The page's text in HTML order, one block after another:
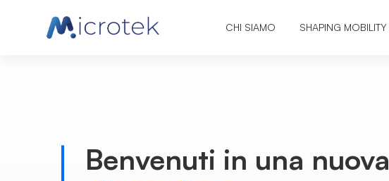
CHI SIAMO SHAPING MOBILITY
Benvenuti in una nuova